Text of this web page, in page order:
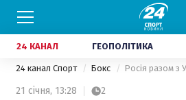
24 КАНАЛ ГЕОПОЛІТИКА
24 канал Спорт Бокс
21 січня, 13:28 2